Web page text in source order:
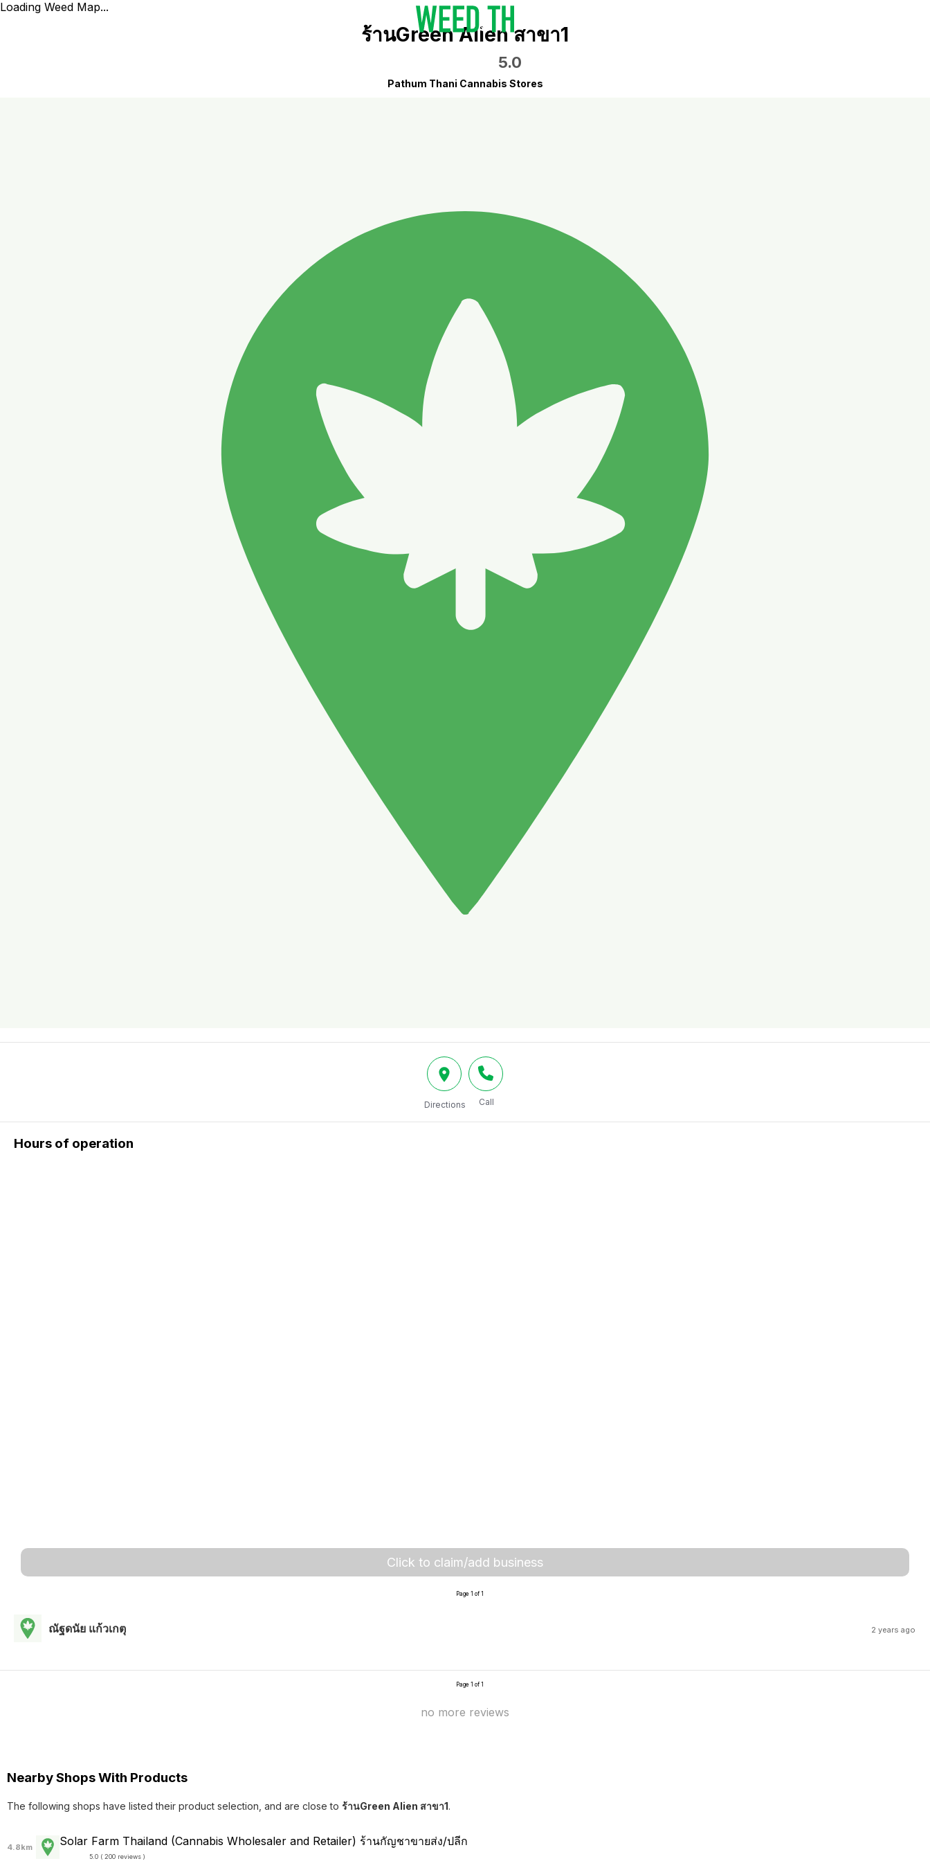
Loading Weed Map...
ร้านGreen Alien สาขา1
5.0
Pathum Thani Cannabis Stores
Directions Call
Hours of operation
Click to claim/add business
Page 1 of 1
ณัฐดนัย แก้วเกตุ 2 years ago
Page 1 of 1
no more reviews
Nearby Shops With Products
The following shops have listed their product selection, and are close to ร้านGreen Alien สาขา1.
4.8km Solar Farm Thailand (Cannabis Wholesaler and Retailer) ร้านกัญชาขายส่ง/ปลีก
5.0 ( 200 reviews )